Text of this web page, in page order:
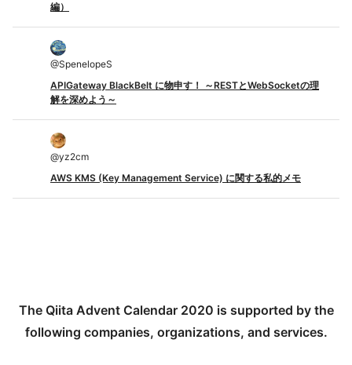
編）
@SpenelopeS
APIGateway BlackBelt に物申す！ ～RESTとWebSocketの理
解を深めよう～
@yz2cm
AWS KMS (Key Management Service) に関する私的メモ
The Qiita Advent Calendar 2020 is supported by the
following companies, organizations, and services.